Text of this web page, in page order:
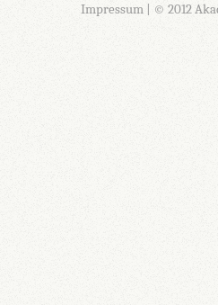
Impressum| © 2012